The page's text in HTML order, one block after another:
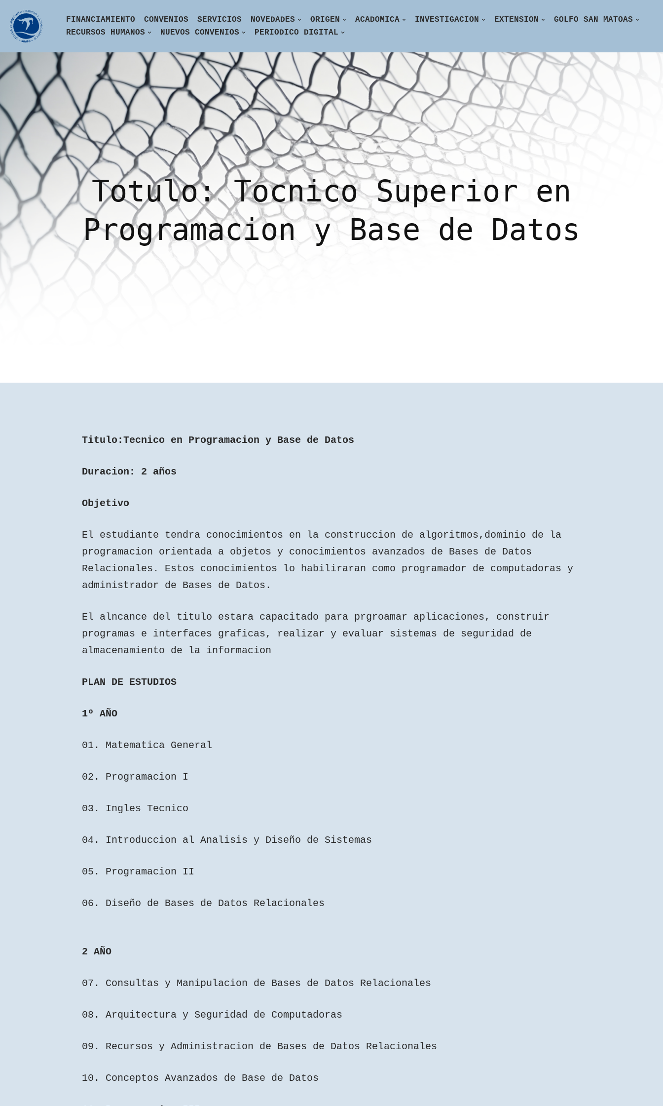
Skip
content
FINANCIAMIENTO CONVENIOS SERVICIOS NOVEDADES ORIGEN ACADOMICA INVESTIGACION EXTENSION
GOLFO SAN MATOAS
RECURSOS HUMANOS
NUEVOS CONVENIOS PERIODICO DIGITAL
Totulo: Tocnico Superior en
Programacion y Base de Datos
Titulo:Tecnico en Programacion y Base de Datos
Duracion: 2 años
Objetivo
El estudiante tendra conocimientos en la construccion de algoritmos,dominio de la
programacion orientada a objetos y conocimientos avanzados de Bases de Datos
Relacionales. Estos conocimientos lo habiliraran como programador de computadoras y
administrador de Bases de Datos.
El alncance del titulo estara capacitado para prgroamar aplicaciones, construir
programas e interfaces graficas, realizar y evaluar sistemas de seguridad de
almacenamiento de la informacion
PLAN DE ESTUDIOS
1º AÑO
01. Matematica General
02. Programacion I
03. Ingles Tecnico
04. Introduccion al Analisis y Diseño de Sistemas
05. Programacion II
06. Diseño de Bases de Datos Relacionales
2 AÑO
07. Consultas y Manipulacion de Bases de Datos Relacionales
08. Arquitectura y Seguridad de Computadoras
09. Recursos y Administracion de Bases de Datos Relacionales
10. Conceptos Avanzados de Base de Datos